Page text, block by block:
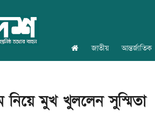
জাতীয় আন্তর্জাতিক
নিয়ে মুখ খুললেন সুস্মিতা